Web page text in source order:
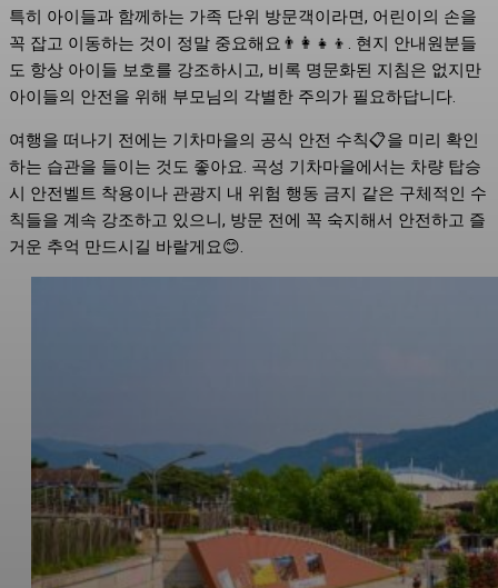
특히 아이들과 함께하는 가족 단위 방문객이라면, 어린이의 손을
꼭 잡고 이동하는 것이 정말 중요해요👨‍👩‍👧‍👦. 현지 안내원분들
도 항상 아이들 보호를 강조하시고, 비록 명문화된 지침은 없지만
아이들의 안전을 위해 부모님의 각별한 주의가 필요하답니다.
여행을 떠나기 전에는 기차마을의 공식 안전 수칙📋을 미리 확인
하는 습관을 들이는 것도 좋아요. 곡성 기차마을에서는 차량 탑승
시 안전벨트 착용이나 관광지 내 위험 행동 금지 같은 구체적인 수
칙들을 계속 강조하고 있으니, 방문 전에 꼭 숙지해서 안전하고 즐
거운 추억 만드시길 바랄게요😊.